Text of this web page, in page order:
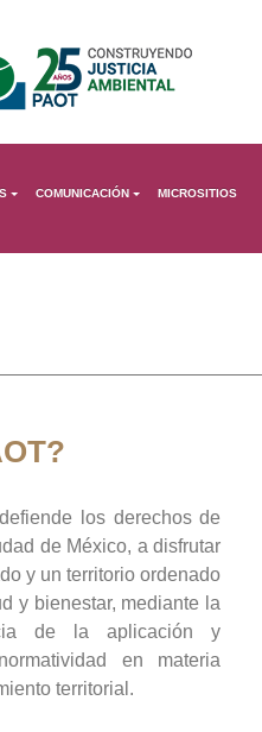
COMUNICACIÓN MICROSITIOS
los derechos de
de México, a disfrutar
y un territorio ordenado
y bienestar, mediante la
de la aplicación y
en materia
territorial.